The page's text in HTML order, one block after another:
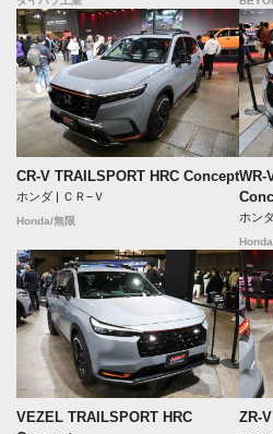
CR-V TRAILSPORT HRC Concept
ホンダ | ＣＲ−Ｖ
Honda/無限
WR-
ホン
VEZEL TRAILSPORT HRC
ZR-